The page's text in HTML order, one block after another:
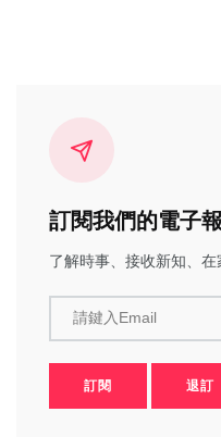
訂閱我們的電子報
了解時事、接收新知、在
請鍵入Email
訂閱 退訂